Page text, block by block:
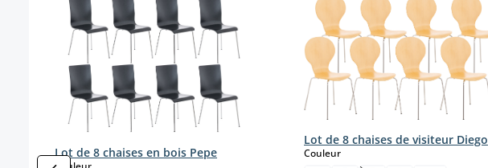
Lot de 8 chaises en bois Pepe
select
Lot de 8 chaises de visiteur Diego
Couleurselect